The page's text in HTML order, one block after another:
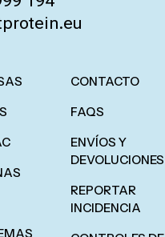
CONTACTO
FAQS
ENVÍOS Y
DEVOLUCIONES
REPORTAR
INCIDENCIA